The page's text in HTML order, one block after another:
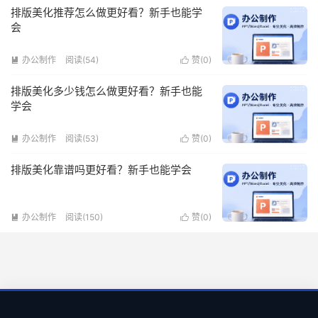
排版美化推荐怎么做更好看？新手也能学
会
 赞(0)
 办公制作 阅读(54)
排版美化多少钱怎么做更好看？新手也能
学会
 赞(0)
 办公制作 阅读(53)
排版美化靠谱吗更好看？新手也能学会
 赞(0)
 办公制作 阅读(150)